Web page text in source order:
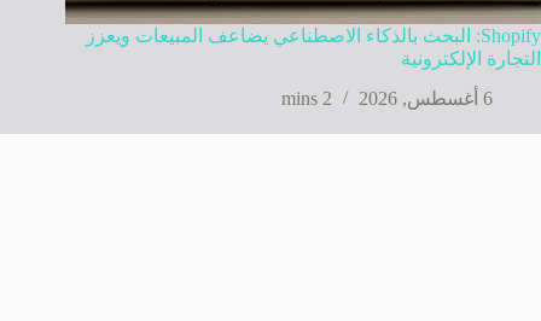
Shopify: البحث بالذكاء الاصطناعي يضاعف المبيعات ويعزز
التجارة الإلكترونية
6 أغسطس, 2026
2 mins